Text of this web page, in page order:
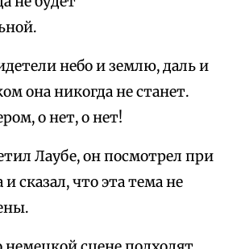
небо и землю, даль и
она никогда не станет.
о нет, о нет!
Лаубе, он посмотрел при
сказал, что эта тема не